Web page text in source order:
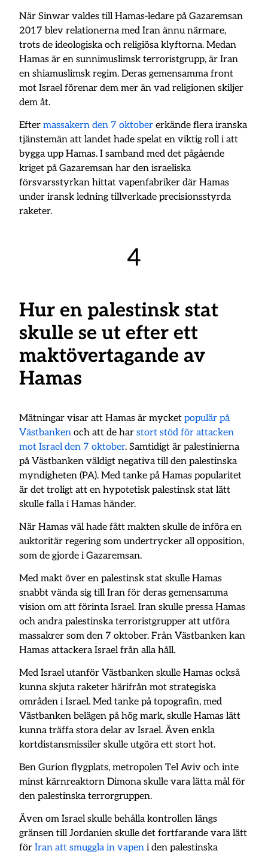
När Sinwar valdes till Hamas-ledare på Gazaremsan
2017 blev relationerna med Iran ännu närmare,
trots de ideologiska och religiösa klyftorna. Medan
Hamas är en sunnimuslimsk terroristgrupp, är Iran
en shiamuslimsk regim. Deras gemensamma front
mot Israel förenar dem mer än vad religionen skiljer
dem åt.
Eftermassakern den 7 oktober erkände flera iranska
tjänstemän att landet hade spelat en viktig roll i att
bygga upp Hamas. I samband med det pågående
kriget på Gazaremsan har den israeliska
försvarsstyrkan hittat vapenfabriker där Hamas
under iransk ledning tillverkade precisionsstyrda
raketer.
4
Hur en palestinsk stat
skulle se ut efter ett
maktövertagande av
Hamas
Mätningar visar att Hamas är mycketpopulär på
Västbanken och att de harstort stöd för attacken
mot Israel den 7 oktober. Samtidigt är palestinierna
på Västbanken väldigt negativa till den palestinska
myndigheten (PA). Med tanke på Hamas popularitet
är det troligt att en hypotetisk palestinsk stat lätt
skulle falla i Hamas händer.
När Hamas väl hade fått makten skulle de införa en
auktoritär regering som undertrycker all opposition,
som de gjorde i Gazaremsan.
Med makt över en palestinsk stat skulle Hamas
snabbt vända sig till Iran för deras gemensamma
vision om att förinta Israel. Iran skulle pressa Hamas
och andra palestinska terroristgrupper att utföra
massakrer som den 7 oktober. Från Västbanken kan
Hamas attackera Israel från alla håll.
Med Israel utanför Västbanken skulle Hamas också
kunna skjuta raketer härifrån mot strategiska
områden i Israel. Med tanke på topografin, med
Västbanken belägen på hög mark, skulle Hamas lätt
kunna träffa stora delar av Israel. Även enkla
kortdistansmissiler skulle utgöra ett stort hot.
Ben Gurion flygplats, metropolen Tel Aviv och inte
minst kärnreaktorn Dimona skulle vara lätta mål för
den palestinska terrorgruppen.
Även om Israel skulle behålla kontrollen längs
gränsen till Jordanien skulle det fortfarande vara lätt
förIran att smuggla in vapen i den palestinska